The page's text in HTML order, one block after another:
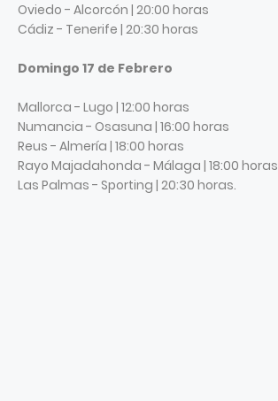
Oviedo - Alcorcón | 20:00 horas
Cádiz - Tenerife | 20:30 horas
Domingo 17 de Febrero
Mallorca - Lugo | 12:00 horas
Numancia - Osasuna | 16:00 horas
Reus - Almería | 18:00 horas
Rayo Majadahonda - Málaga | 18:00 horas
Las Palmas - Sporting | 20:30 horas.